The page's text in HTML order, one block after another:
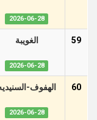
2026-06-28
59 الغويبة
2026-06-28
60 الهفوف-
2026-06-28